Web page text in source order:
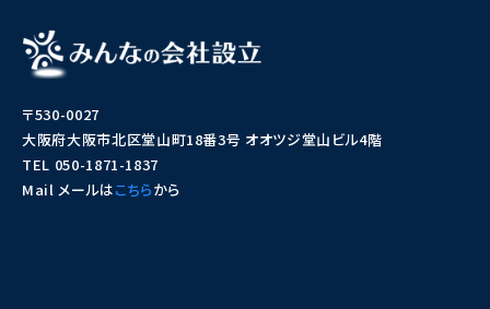
〒530-0027
大阪府大阪市北区堂山町18番3号 オオツジ堂山ビル4階
TEL 050-1871-1837
Mail メールはこちらから